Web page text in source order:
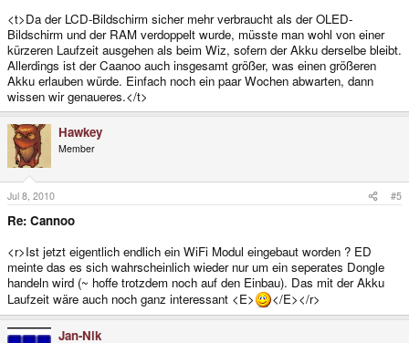
<t>Da der LCD-Bildschirm sicher mehr verbraucht als der OLED-
Bildschirm und der RAM verdoppelt wurde, müsste man wohl von einer
kürzeren Laufzeit ausgehen als beim Wiz, sofern der Akku derselbe bleibt.
Allerdings ist der Caanoo auch insgesamt größer, was einen größeren
Akku erlauben würde. Einfach noch ein paar Wochen abwarten, dann
wissen wir genaueres.</t>
Hawkey
Member
Jul 8, 2010 #5
Re: Cannoo
<r>Ist jetzt eigentlich endlich ein WiFi Modul eingebaut worden ? ED
meinte das es sich wahrscheinlich wieder nur um ein seperates Dongle
handeln wird (~ hoffe trotzdem noch auf den Einbau). Das mit der Akku
Laufzeit wäre auch noch ganz interessant <E>
</E></r>
Jan-Nik